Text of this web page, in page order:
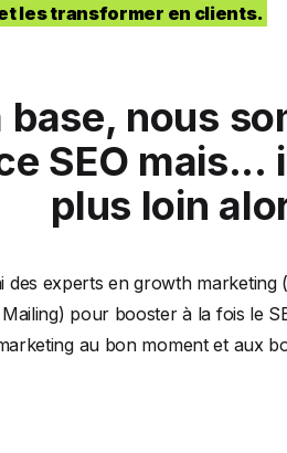
les transformer en clients.
base, nous
SEO
plus loin
des experts en growth marketing
pour booster à la fois le
au bon moment et aux